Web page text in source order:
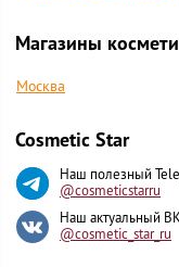
Магазины
Москва
Cosmetic Star
Наш полезный
@cosmeticstarru
Наш актуальный
@cosmetic_star_ru